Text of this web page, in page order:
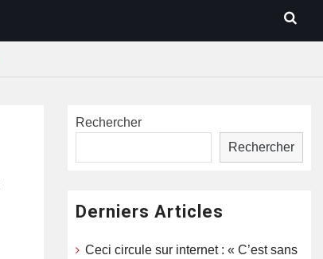
Rechercher
Rechercher
Derniers Articles
Ceci circule sur internet : « C’est sans